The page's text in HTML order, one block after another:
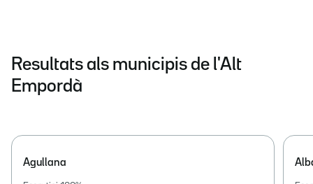
Resultats als municipis de l'Alt
Empordà
Agullana